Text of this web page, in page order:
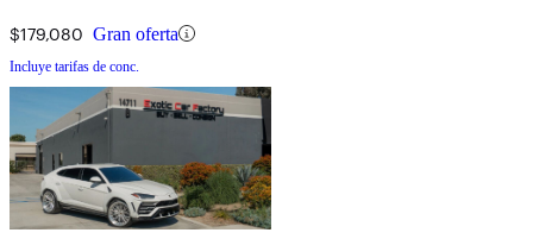
$179,080 Gran oferta
Incluye tarifas de conc.